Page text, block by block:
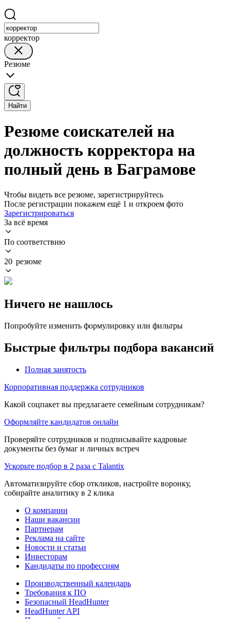
корректор
Резюме
Найти
Резюме соискателей на
должность корректора на
полный день в Баграмове
Чтобы видеть все резюме, зарегистрируйтесь
После регистрации покажем ещё 1 и откроем фото
Зарегистрироваться
За всё время
По соответствию
20 резюме
Ничего не нашлось
Попробуйте изменить формулировку или фильтры
Быстрые фильтры подбора вакансий
Полная занятость
Корпоративная поддержка сотрудников
Какой соцпакет вы предлагаете семейным сотрудникам?
Оформляйте кандидатов онлайн
Проверяйте сотрудников и подписывайте кадровые
документы без бумаг и личных встреч
Ускорьте подбор в 2 раза с Talantix
Автоматизируйте сбор откликов, настройте воронку,
собирайте аналитику в 2 клика
О компании
Наши вакансии
Партнерам
Реклама на сайте
Новости и статьи
Инвесторам
Кандидаты по профессиям
Производственный календарь
Требования к ПО
Безопасный HeadHunter
HeadHunter API